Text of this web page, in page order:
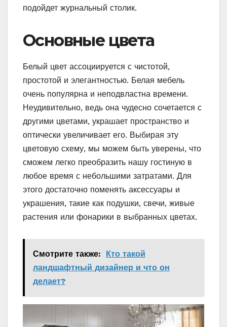
подойдет журнальный столик.
Основные цвета
Белый цвет ассоциируется с чистотой,
простотой и элегантностью. Белая мебель
очень популярна и неподвластна времени.
Неудивительно, ведь она чудесно сочетается с
другими цветами, украшает пространство и
оптически увеличивает его. Выбирая эту
цветовую схему, мы можем быть уверены, что
сможем легко преобразить нашу гостиную в
любое время с небольшими затратами. Для
этого достаточно поменять аксессуары и
украшения, такие как подушки, свечи, живые
растения или фонарики в выбранных цветах.
Смотрите также:
Кто такой
ландшафтный дизайнер и что он
делает?